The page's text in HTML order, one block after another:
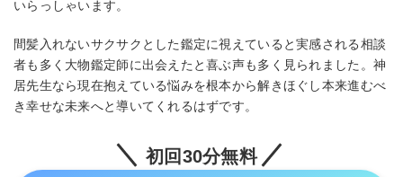
いらっしゃいます。
間髪入れないサクサクとした鑑定に視えていると実感される相談
者も多く大物鑑定師に出会えたと喜ぶ声も多く見られました。神
居先生なら現在抱えている悩みを根本から解きほぐし本来進むべ
き幸せな未来へと導いてくれるはずです。
初回30分無料